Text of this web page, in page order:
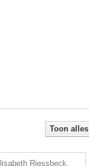
Toon alles